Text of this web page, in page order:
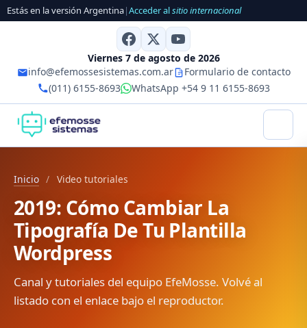
Estás en la versión Argentina|Acceder alsitio internacional
Viernes 7 de agosto de 2026
info@efemossesistemas.com.ar
Formulario de contacto
(011) 6155-8693
WhatsApp +54 9 11 6155-8693
Inicio / Video tutoriales
2019: Cómo Cambiar La
Tipografía De Tu Plantilla
Wordpress
Canal y tutoriales del equipo EfeMosse. Volvé al
listado con el enlace bajo el reproductor.